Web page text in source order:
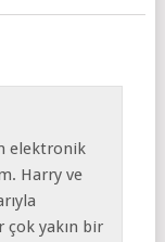
elektronik
Harry ve
çok yakın bir